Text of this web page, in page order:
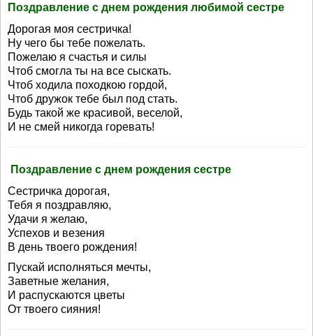
Поздравление с днем рождения любимой сестре
Дорогая моя сестричка!
Ну чего бы тебе пожелать.
Пожелаю я счастья и силы
Чтоб смогла ты на все сыскать.
Чтоб ходила походкою гордой,
Чтоб дружок тебе был под стать.
Будь такой же красивой, веселой,
И не смей никогда горевать!
Поздравление с днем рождения сестре
Сестричка дорогая,
Тебя я поздравляю,
Удачи я желаю,
Успехов и везения
В день твоего рождения!
Пускай исполняться мечты,
Заветные желания,
И распускаются цветы
От твоего сияния!